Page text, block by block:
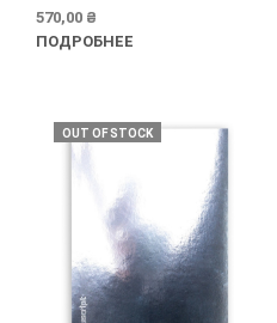
570,00 ₴
ПОДРОБНЕЕ
OUT OF STOCK